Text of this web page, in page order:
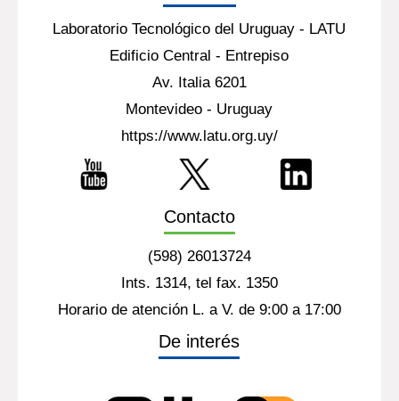
Laboratorio Tecnológico del Uruguay - LATU
Edificio Central - Entrepiso
Av. Italia 6201
Montevideo - Uruguay
https://www.latu.org.uy/
Contacto
(598) 26013724
Ints. 1314, tel fax. 1350
Horario de atención L. a V. de 9:00 a 17:00
De interés